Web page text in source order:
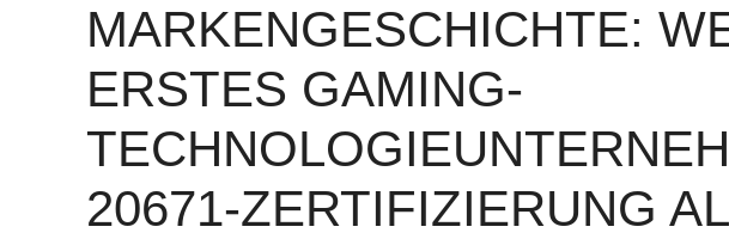
MARKENGESCHICHTE:
ERSTES GAMING-
20671-ZERTIFIZIERUNG